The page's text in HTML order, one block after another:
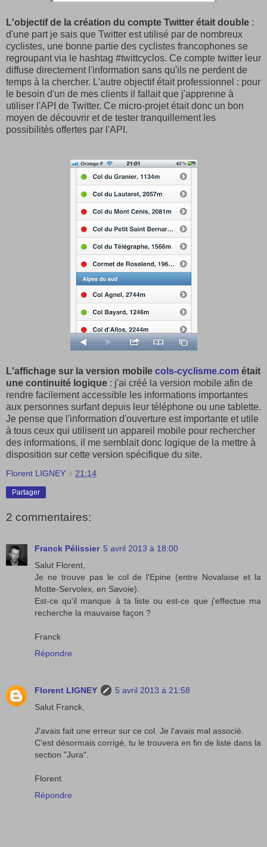
L'objectif de la création du compte Twitter était double :
d'une part je sais que Twitter est utilisé par de nombreux
cyclistes, une bonne partie des cyclistes francophones se
regroupant via le hashtag #twittcyclos. Ce compte twitter leur
diffuse directement l'information sans qu'ils ne perdent de
temps à la chercher. L'autre objectif était professionnel : pour
le besoin d'un de mes clients il fallait que j'apprenne à
utiliser l'API de Twitter. Ce micro-projet était donc un bon
moyen de découvrir et de tester tranquillement les
possibilités offertes par l'API.
L'affichage sur la version mobile cols-cyclisme.com était
une continuité logique : j'ai créé la version mobile afin de
rendre facilement accessible les informations importantes
aux personnes surfant depuis leur téléphone ou une tablette.
Je pense que l'information d'ouverture est importante et utile
à tous ceux qui utilisent un appareil mobile pour rechercher
des informations, il me semblait donc logique de la mettre à
disposition sur cette version spécifique du site.
Florent LIGNEY à 21:14
Partager
2 commentaires:
Franck Pélissier 5 avril 2013 à 18:00
Salut Florent,
Je ne trouve pas le col de l'Epine (entre Novalaise et la
Motte-Servolex, en Savoie).
Est-ce qu'il manque à ta liste ou est-ce que j'effectue ma
recherche la mauvaise façon ?
Franck
Répondre
Florent LIGNEY
5 avril 2013 à 21:58
Salut Franck,
J'avais fait une erreur sur ce col. Je l'avais mal associé.
C'est désormais corrigé, tu le trouvera en fin de liste dans la
section "Jura".
Florent
Répondre